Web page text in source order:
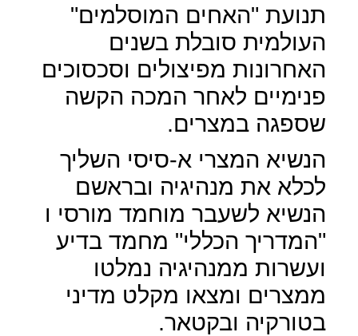
תנועת "האחים המוסלמים"
העולמית סובלת בשנים
האחרונות מפיצולים וסכסוכים
פנימיים לאחר המכה הקשה
שספגה במצרים.
הנשיא המצרי א-סיסי השליך
לכלא את מנהיגיה ובראשם
הנשיא לשעבר מוחמד מורסי ו
"המדריך הכללי" מחמד בדיע
ועשרות ממנהיגיה נמלטו
ממצרים ומצאו מקלט מדיני
בטורקיה ובקטאר.